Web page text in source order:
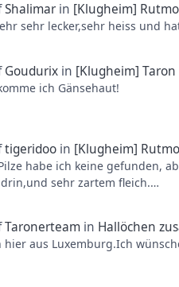
Shalimar in [Klugheim]
Goudurix in [Klugheim] Taron
ich Gänsehaut!
tigeridoo in [Klugheim]
habe ich keine gefunden,
sehr zartem fleich.
und benutzt die
Taronerteam in Hallöchen
hier aus Luxemburg.Ich